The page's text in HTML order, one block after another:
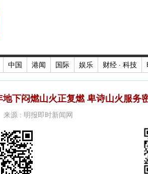
中国 港闻 国际 娱乐 财经 · 科技
地下闷燃山火正复燃 卑诗山火服务
来源 : 明报即时新闻网